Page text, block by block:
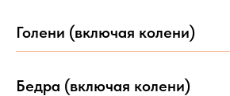
Голени (включая колени)
Бедра (включая колени)